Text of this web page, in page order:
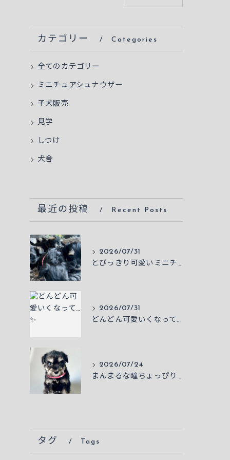
カテゴリー Categories
全てのカテゴリー
ミニチュアシュナウザー
子犬販売
見学
しつけ
犬舎
最近の投稿 Recent Posts
2026/07/31
とびっきり可愛いミニチュアシュナウザー
2026/07/31
どんどん可愛いくなって…✨
2026/07/24
まんまるな瞳ちょっぴりたれ目なところがチャームポイント✨
タグ Tags